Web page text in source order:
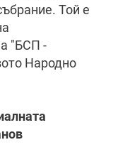
Той е
"БСП -
Народно